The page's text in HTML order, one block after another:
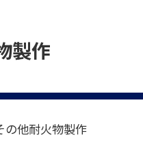
製作
の他耐火物製作